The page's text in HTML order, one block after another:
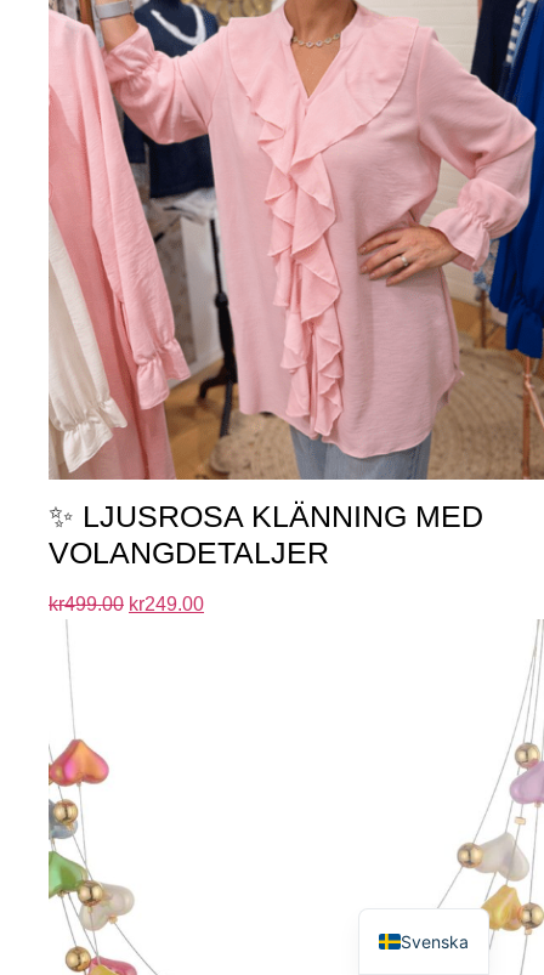
✨ LJUSROSA KLÄNNING MED
VOLANGDETALJER
kr499.00 kr249.00
Svenska
English